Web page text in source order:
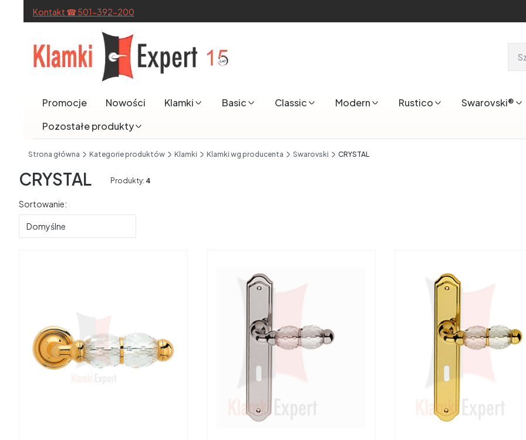
Kontakt ☎ 501-392-200
Promocje Nowości Klamki Basic Classic Modern Rustico Swarovski®
Pozostałe produkty
Strona główna Kategorie produktów Klamki Klamki wg producenta Swarovski CRYSTAL
CRYSTAL Produkty: 4
Lista produktów
Sortowanie:
Domyślne